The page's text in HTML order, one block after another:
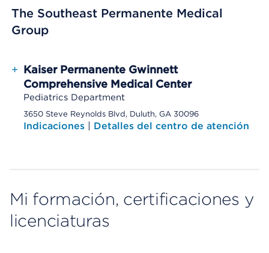
The Southeast Permanente Medical
Group
+ Kaiser Permanente Gwinnett
Comprehensive Medical Center
Pediatrics Department
3650 Steve Reynolds Blvd, Duluth, GA 30096
Indicaciones | Detalles del centro de atención
Mi formación, certificaciones y
licenciaturas